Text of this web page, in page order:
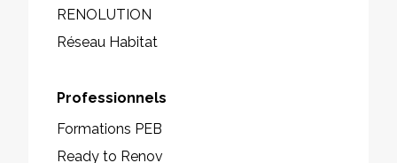
RENOLUTION
Réseau Habitat
Professionnels
Formations PEB
Ready to Renov